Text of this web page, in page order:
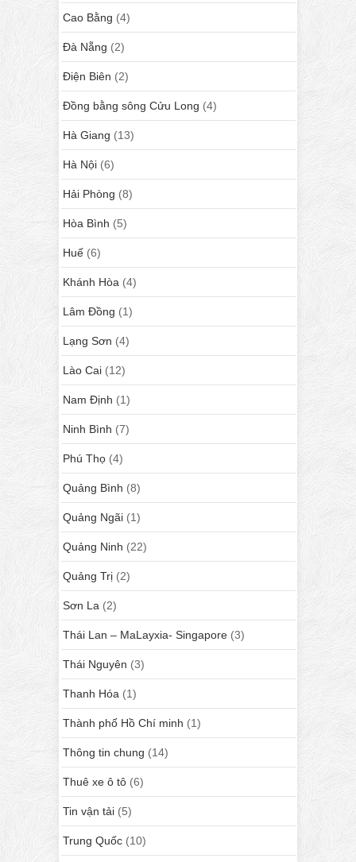
Cao Bằng (4)
Đà Nẵng (2)
Điện Biên (2)
Đồng bằng sông Cửu Long (4)
Hà Giang (13)
Hà Nội (6)
Hải Phòng (8)
Hòa Bình (5)
Huế (6)
Khánh Hòa (4)
Lâm Đồng (1)
Lạng Sơn (4)
Lào Cai (12)
Nam Định (1)
Ninh Bình (7)
Phú Thọ (4)
Quảng Bình (8)
Quảng Ngãi (1)
Quảng Ninh (22)
Quảng Trị (2)
Sơn La (2)
Thái Lan – MaLayxia- Singapore (3)
Thái Nguyên (3)
Thanh Hóa (1)
Thành phố Hồ Chí minh (1)
Thông tin chung (14)
Thuê xe ô tô (6)
Tin vận tải (5)
Trung Quốc (10)